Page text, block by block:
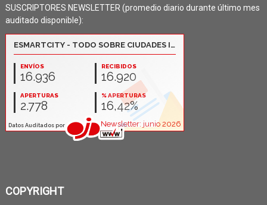
SUSCRIPTORES NEWSLETTER (promedio diario durante último mes
auditado disponible):
COPYRIGHT